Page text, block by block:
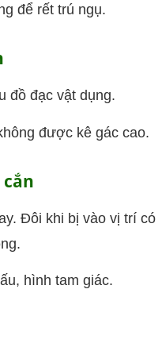
để rết trú ngụ.
đồ đạc vật dụng.
được kê gác cao.
Đôi khi bị vào vị trí có
hình tam giác.